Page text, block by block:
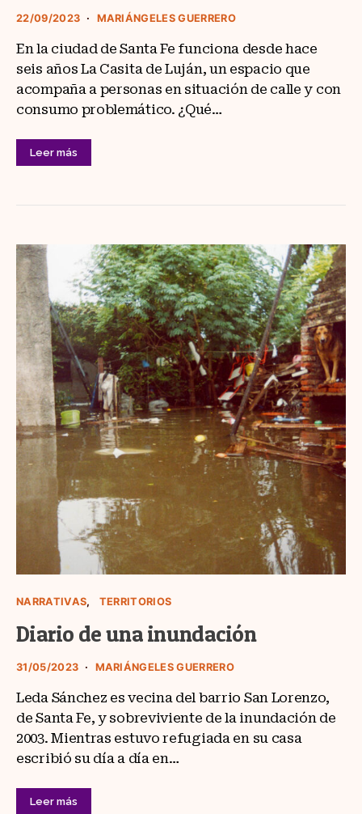
22/09/2023 MARIÁNGELES GUERRERO
En la ciudad de Santa Fe funciona desde hace
seis años La Casita de Luján, un espacio que
acompaña a personas en situación de calle y con
consumo problemático. ¿Qué…
Leer más
NARRATIVAS TERRITORIOS
Diario de una inundación
31/05/2023 MARIÁNGELES GUERRERO
Leda Sánchez es vecina del barrio San Lorenzo,
de Santa Fe, y sobreviviente de la inundación de
2003. Mientras estuvo refugiada en su casa
escribió su día a día en…
Leer más